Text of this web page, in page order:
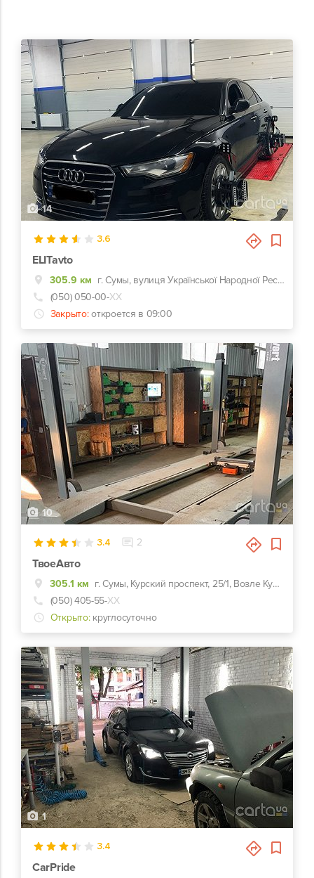
14
3.6
ELITavto
305.9 км
г. Сумы, вулиця Української Народної Республіки, 4
(050) 050-00-ХХ
Закрыто: откроется в 09:00
10
3.4 2
ТвоеАвто
305.1 км
г. Сумы, Курский проспект, 25/1, Возле Курского моста
(050) 405-55-ХХ
Открыто: круглосуточно
1
3.4
CarPride